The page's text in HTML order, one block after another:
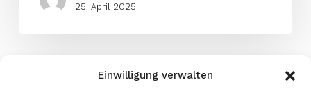
Einwilligung verwalten
25. April 2025